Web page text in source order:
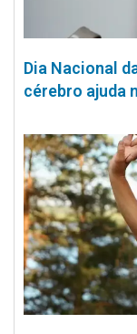
Dia Nacional
cérebro ajuda